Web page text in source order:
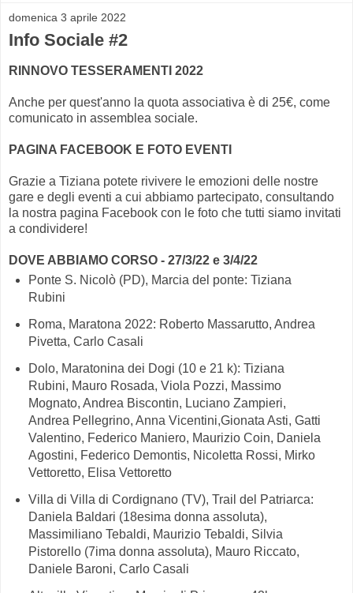
domenica 3 aprile 2022
Info Sociale #2
RINNOVO TESSERAMENTI 2022
Anche per quest'anno la quota associativa è di 25€, come
comunicato in assemblea sociale.
PAGINA FACEBOOK E FOTO EVENTI
Grazie a Tiziana potete rivivere le emozioni delle nostre
gare e degli eventi a cui abbiamo partecipato, consultando
la nostra pagina Facebook con le foto che tutti siamo invitati
a condividere!
DOVE ABBIAMO CORSO - 27/3/22 e 3/4/22
Ponte S. Nicolò (PD), Marcia del ponte: Tiziana
Rubini
Roma, Maratona 2022: Roberto Massarutto, Andrea
Pivetta, Carlo Casali
Dolo, Maratonina dei Dogi (10 e 21 k): Tiziana
Rubini, Mauro Rosada, Viola Pozzi, Massimo
Mognato, Andrea Biscontin, Luciano Zampieri,
Andrea Pellegrino, Anna Vicentini,Gionata Asti, Gatti
Valentino, Federico Maniero, Maurizio Coin, Daniela
Agostini, Federico Demontis, Nicoletta Rossi, Mirko
Vettoretto, Elisa Vettoretto
Villa di Villa di Cordignano (TV), Trail del Patriarca:
Daniela Baldari (18esima donna assoluta),
Massimiliano Tebaldi, Maurizio Tebaldi, Silvia
Pistorello (7ima donna assoluta), Mauro Riccato,
Daniele Baroni, Carlo Casali